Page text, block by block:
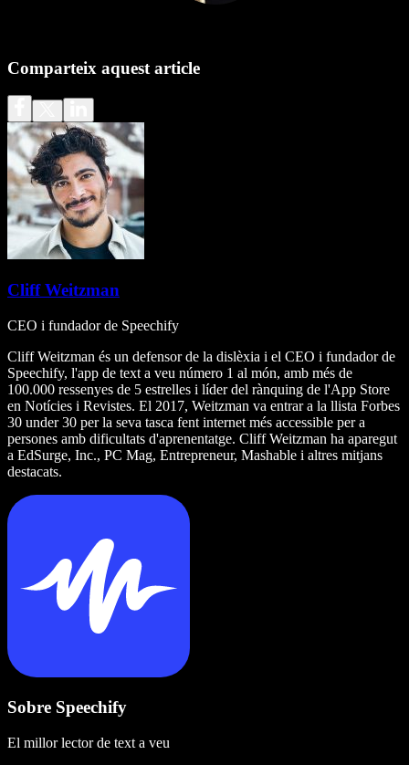
Comparteix aquest article
Cliff Weitzman
CEO i fundador de Speechify
Cliff Weitzman és un defensor de la dislèxia i el CEO i fundador de
Speechify, l'app de text a veu número 1 al món, amb més de
100.000 ressenyes de 5 estrelles i líder del rànquing de l'App Store
en Notícies i Revistes. El 2017, Weitzman va entrar a la llista Forbes
30 under 30 per la seva tasca fent internet més accessible per a
persones amb dificultats d'aprenentatge. Cliff Weitzman ha aparegut
a EdSurge, Inc., PC Mag, Entrepreneur, Mashable i altres mitjans
destacats.
Sobre Speechify
El millor lector de text a veu